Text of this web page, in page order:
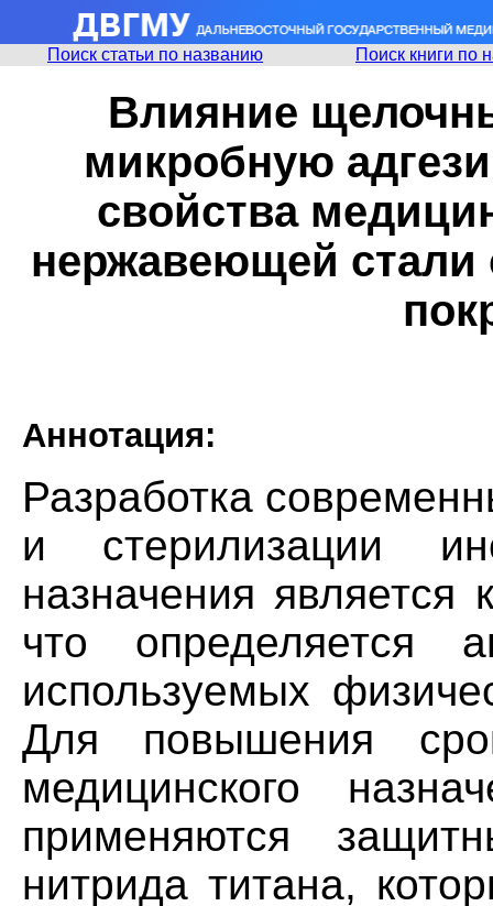
Поиск статьи по названию Поиск книги по
Влияние
микробную
свойства
нержавеющей стали
Аннотация:
Разработка
и стерилизации
назначения является
что определяется
используемых
Для повышения
медицинского
применяются
нитрида титана,